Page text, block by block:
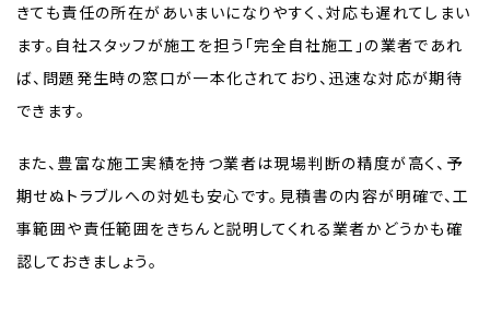
きても責任の所在があいまいになりやすく、対応も遅れてしまい
ます。自社スタッフが施工を担う「完全自社施工」の業者であれ
ば、問題発生時の窓口が一本化されており、迅速な対応が期待
できます。
また、豊富な施工実績を持つ業者は現場判断の精度が高く、予
期せぬトラブルへの対処も安心です。見積書の内容が明確で、工
事範囲や責任範囲をきちんと説明してくれる業者かどうかも確
認しておきましょう。